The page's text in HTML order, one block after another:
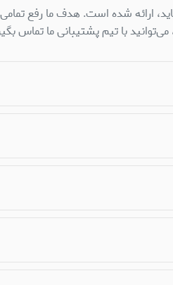
ارائه شده است. هدف ما رفع تمامی
با تیم پشتیبانی ما تماس